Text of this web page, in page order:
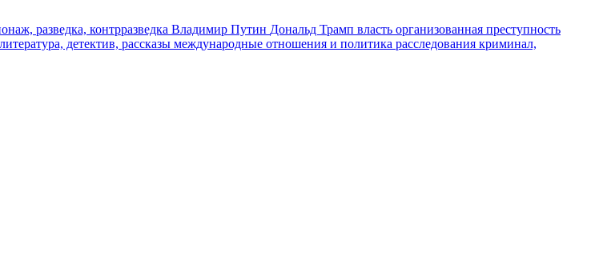
разведка, контрразведка Владимир Путин Дональд Трамп власть организованная преступность
литература, детектив, рассказы международные отношения и политика расследования криминал,